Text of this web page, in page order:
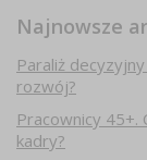
Najnowsze
Paraliż
rozwój?
Pracownicy
kadry?